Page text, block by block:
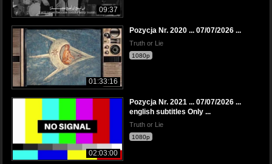
09:37
01:33:16
Pozycja Nr. 2020 ... 07/07/2026 ...
Truth or Lie
1080p
02:03:00
Pozycja Nr. 2021 ... 07/07/2026 ...
english subtitles Only ...
Truth or Lie
1080p